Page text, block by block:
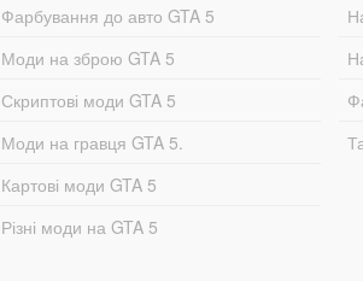
Фарбування до авто GTA 5
Моди на зброю GTA 5
Скриптові моди GTA 5
Моди на гравця GTA 5.
Картові моди GTA 5
Різні моди на GTA 5